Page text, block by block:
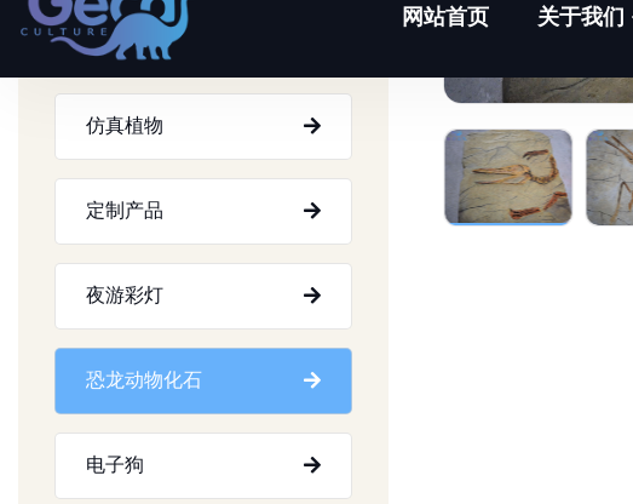
互动游乐设施
仿真植物
定制产品
夜游彩灯
恐龙动物化石
电子狗